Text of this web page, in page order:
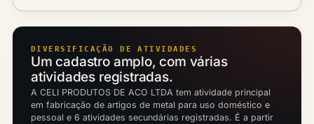
DIVERSIFICAÇÃO DE ATIVIDADES
Um cadastro amplo, com várias
atividades registradas.
A CELI PRODUTOS DE ACO LTDA tem atividade principal
em fabricação de artigos de metal para uso doméstico e
pessoal e 6 atividades secundárias registradas. É a partir